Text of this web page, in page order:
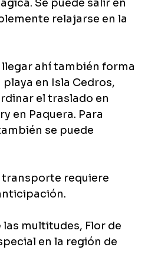
Se puede salir en
relajarse en la
llegar ahí también forma
en Isla Cedros,
el traslado en
en Paquera. Para
se puede
transporte requiere
multitudes, Flor de
en la región de